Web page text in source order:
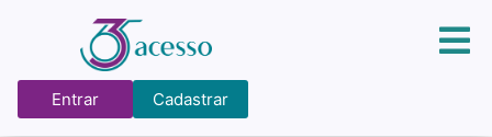
Entrar Cadastrar